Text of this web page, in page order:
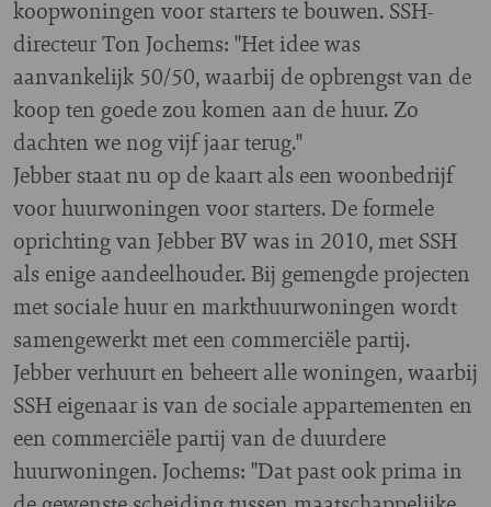
koopwoningen voor starters te bouwen. SSH-
directeur Ton Jochems: "Het idee was
aanvankelijk 50/50, waarbij de opbrengst van de
koop ten goede zou komen aan de huur. Zo
dachten we nog vijf jaar terug."
Jebber staat nu op de kaart als een woonbedrijf
voor huurwoningen voor starters. De formele
oprichting van Jebber BV was in 2010, met SSH
als enige aandeelhouder. Bij gemengde projecten
met sociale huur en markthuurwoningen wordt
samengewerkt met een commerciële partij.
Jebber verhuurt en beheert alle woningen, waarbij
SSH eigenaar is van de sociale appartementen en
een commerciële partij van de duurdere
huurwoningen. Jochems: "Dat past ook prima in